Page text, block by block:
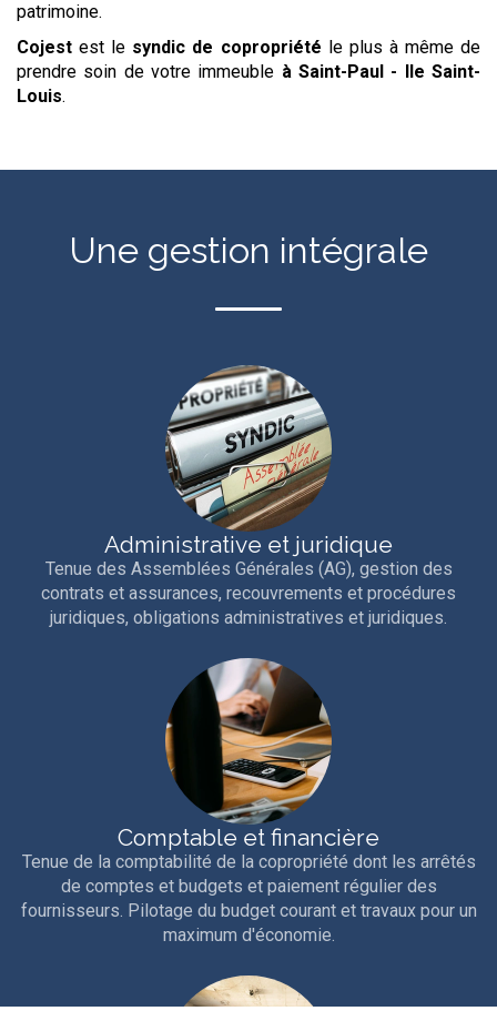
patrimoine.
Cojest est le syndic de copropriété le plus à même de
prendre soin de votre immeuble à Saint-Paul - Ile Saint-
Louis.
Une gestion intégrale
Administrative et juridique
Tenue des Assemblées Générales (AG), gestion des
contrats et assurances, recouvrements et procédures
juridiques, obligations administratives et juridiques.
Comptable et financière
Tenue de la comptabilité de la copropriété dont les arrêtés
de comptes et budgets et paiement régulier des
fournisseurs. Pilotage du budget courant et travaux pour un
maximum d'économie.